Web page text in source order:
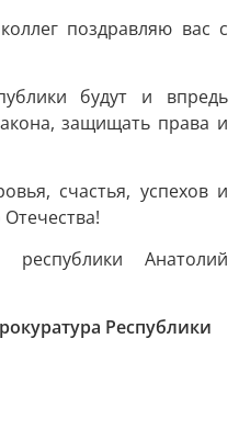
поздравляю вас с
будут и впредь
защищать права и
счастья, успехов и
Анатолий
Республики